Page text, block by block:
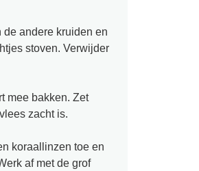
de andere kruiden en
stoven. Verwijder
mee bakken. Zet
zacht is.
koraallinzen toe en
af met de grof